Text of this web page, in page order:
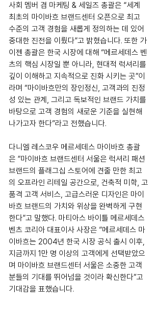
사회 멤버 겸 마케팅 & 세일즈 총괄은 “세계
최초의 마이바흐 브랜드센터 오픈으로 최고
수준의 고객 경험을 새롭게 정의하는 데 있어
중대한 진전을 이뤘다”고 밝혔습니다. 또한 가
이젠 총괄은 한국 시장에 대해 “메르세데스 벤
츠의 핵심 시장일 뿐 아니라, 현대적 럭셔리를
깊이 이해하고 지속적으로 진화 시키는 곳”이
라며 “마이바흐만의 장인정신, 고객과의 진정
성 있는 관계, 그리고 독보적인 브랜드 가치를
바탕으로 고객 경험의 새로운 기준을 실현해
나가고자 한다”라고 전했습니다.
다니엘 레스코우 메르세데스 마이바흐 총괄
은 “마이바흐 브랜드센터 서울은 럭셔리 패션
브랜드의 플래그십 스토어에 견줄 만한 최고
의 오프라인 리테일 공간으로, 건축적 미학, 고
품격 고객 서비스, 고급스러운 디자인은 마이
바흐 브랜드의 가치와 위상을 완벽하게 구현
한다”고 말했다. 마티아스 바이틀 메르세데스
벤츠 코리아 대표이사 사장은 “메르세데스 마
이바흐는 2004년 한국 시장 공식 출시 이후,
지금까지 1만 명 이상의 고객에게 선택받았으
며 마이바흐 브랜드센터 서울은 소중한 고객
분들의 기대를 뛰어넘을 것이라 확신한다”고
기대감을 표했습니다.